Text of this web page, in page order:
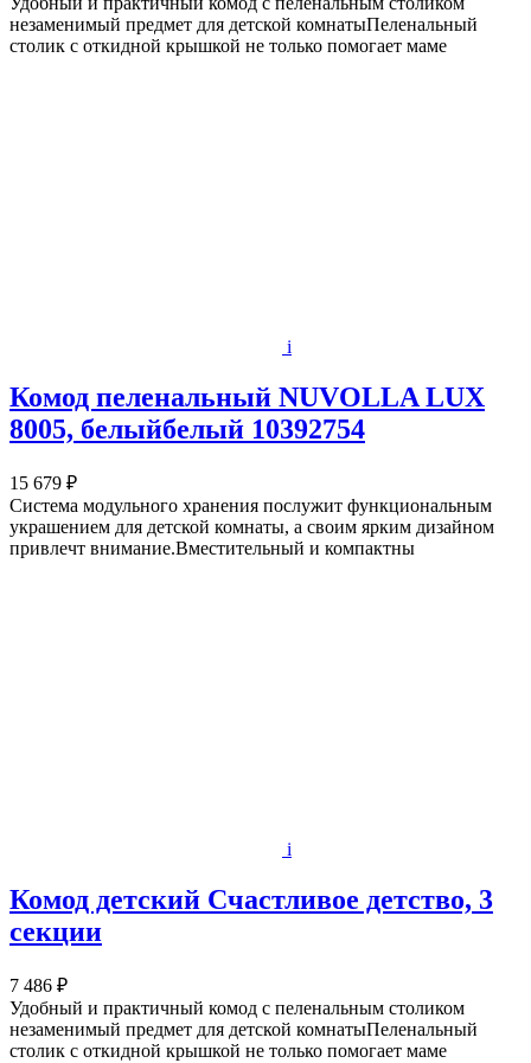
незаменимый предмет для детской комнатыПеленальный
столик с откидной крышкой не только помогает маме
i
Комод пеленальный NUVOLLA LUX
8005, белыйбелый 10392754
15 679 ₽
Система модульного хранения послужит функциональным
украшением для детской комнаты, а своим ярким дизайном
привлечт внимание.Вместительный и компактны
i
Комод детский Счастливое детство, 3
секции
7 486 ₽
Удобный и практичный комод с пеленальным столиком
незаменимый предмет для детской комнатыПеленальный
столик с откидной крышкой не только помогает маме